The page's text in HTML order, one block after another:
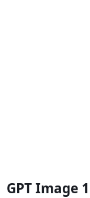
GPT Image 1